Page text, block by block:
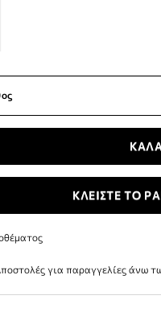
ΚΛΕΙΣΤΕ ΤΟ
για παραγγελίες άνω